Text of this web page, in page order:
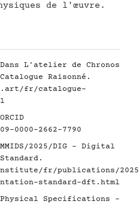
de l'œuvre.
L'atelier de Chronos
Raisonné.
fr/catalogue-
0000-2662-7790
2025/DIG - Digital
fr/publications/2025/
standard-dft.html
Specifications -